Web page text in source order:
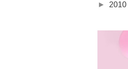
► 2010